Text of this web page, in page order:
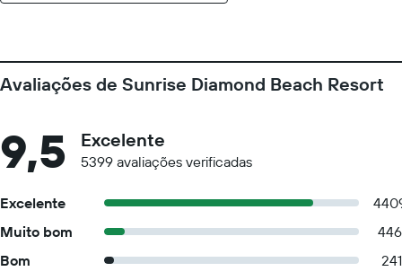
Avaliações de Sunrise Diamond Beach Resort
9,5 Excelente
5399 avaliações verificadas
Excelente
Muito bom
446
Bom
241